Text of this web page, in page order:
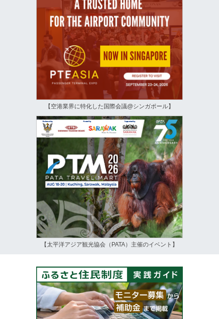
【空港業界に特化した国際会議@シンガポール】
【太平洋アジア観光協会（PATA）主催のイベント】